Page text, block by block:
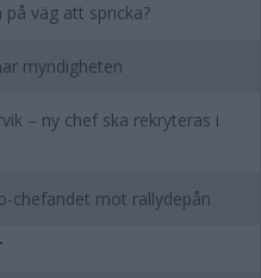
väg att spricka?
myndigheten
– ny chef ska rekryteras i
chefandet mot rallydepån